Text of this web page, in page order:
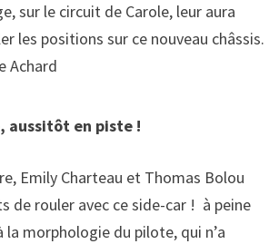
sur le circuit de Carole, leur aura
les positions sur ce nouveau châssis.
Achard
aussitôt en piste !
Emily Charteau et Thomas Bolou
de rouler avec ce side-car ! à peine
morphologie du pilote, qui n’a